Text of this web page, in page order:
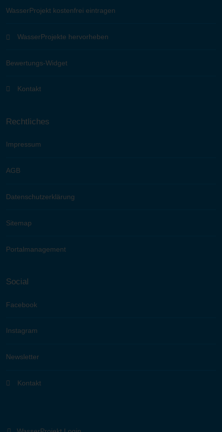
WasserProjekt kostenfrei eintragen
WasserProjekte hervorheben
Bewertungs-Widget
Kontakt
Rechtliches
Impressum
AGB
Datenschutzerklärung
Sitemap
Portalmanagement
Social
Facebook
Instagram
Newsletter
Kontakt